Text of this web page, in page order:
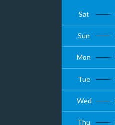
Sat
Sun
Mon
Tue
Wed
Thu